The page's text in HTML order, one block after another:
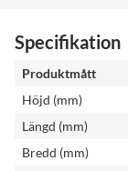
Specifikation
Produktmått
Höjd (mm)
Längd (mm)
Bredd (mm)